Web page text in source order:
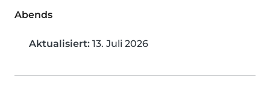
Abends
Aktualisiert: 13. Juli 2026